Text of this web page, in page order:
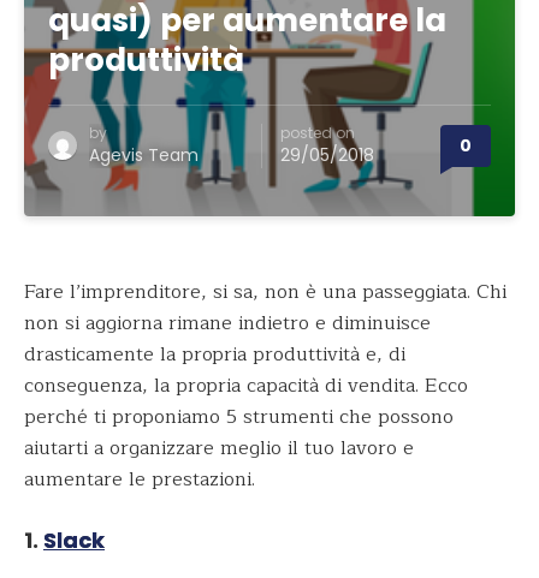
quasi) per aumentare la
produttività
by
Agevis Team
posted on
29/05/2018 0
Fare l’imprenditore, si sa, non è una passeggiata. Chi
non si aggiorna rimane indietro e diminuisce
drasticamente la propria produttività e, di
conseguenza, la propria capacità di vendita. Ecco
perché ti proponiamo 5 strumenti che possono
aiutarti a organizzare meglio il tuo lavoro e
aumentare le prestazioni.
1. Slack